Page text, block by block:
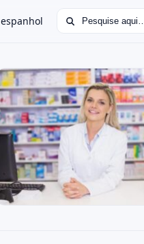
espanhol Buscar por: